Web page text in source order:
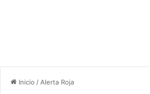
Inicio / Alerta Roja